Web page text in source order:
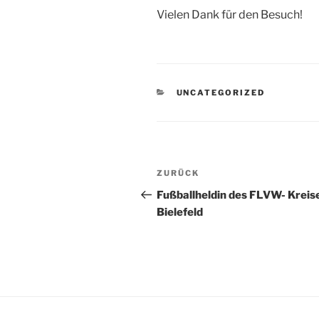
Vielen Dank für den Besuch!
KATEGORIEN
UNCATEGORIZED
Beitragsnavigation
Vorheriger
Beitrag
ZURÜCK
Fußballheldin des FLVW-
Bielefeld